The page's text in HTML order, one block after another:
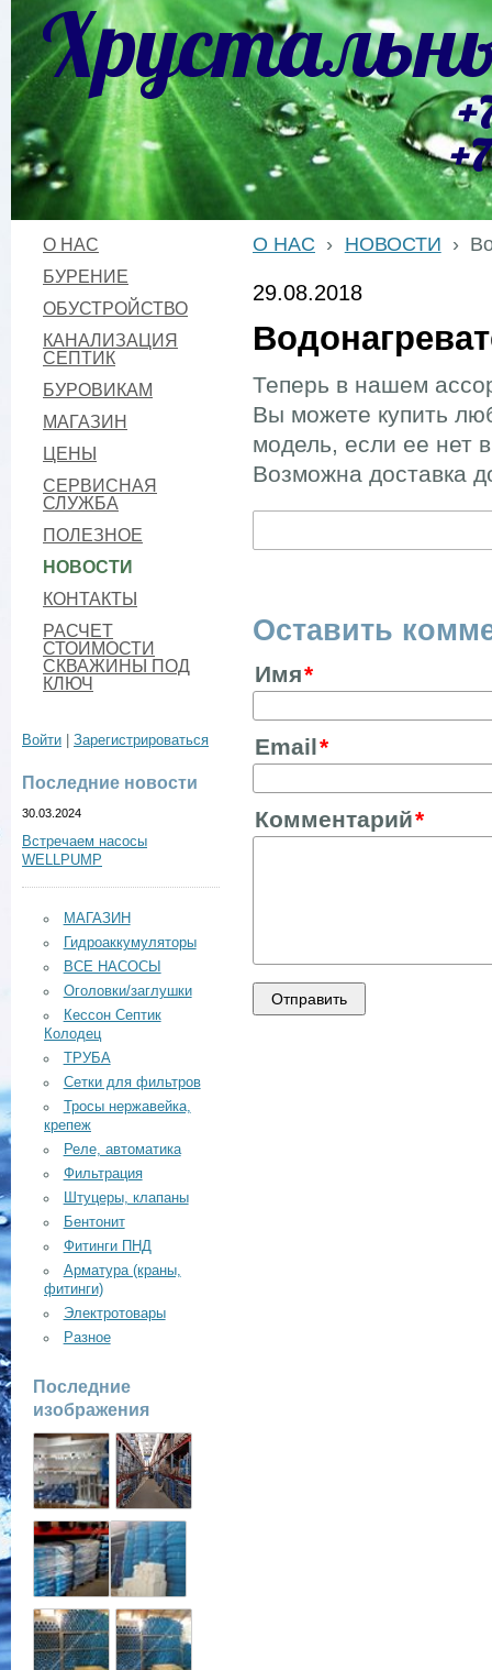
О НАС
БУРЕНИЕ
ОБУСТРОЙСТВО
КАНАЛИЗАЦИЯ
СЕПТИК
БУРОВИКАМ
МАГАЗИН
ЦЕНЫ
СЕРВИСНАЯ
СЛУЖБА
ПОЛЕЗНОЕ
НОВОСТИ
КОНТАКТЫ
РАСЧЕТ
СТОИМОСТИ
СКВАЖИНЫ ПОД
КЛЮЧ
Войти Зарегистрироваться
Последние новости
30.03.2024
Встречаем насосы
WELLPUMP
МАГАЗИН
Гидроаккумуляторы
ВСЕ НАСОСЫ
Оголовки/заглушки
Кессон Септик
Колодец
ТРУБА
Сетки для фильтров
Тросы нержавейка,
крепеж
Реле, автоматика
Фильтрация
Штуцеры, клапаны
Бентонит
Фитинги ПНД
Арматура (краны,
фитинги)
Электротовары
Разное
Последние
изображения
О НАС › НОВОСТИ ›
29.08.2018
Теперь в нашем
Вы можете купить
модель, если ее нет
Возможна доставка
Оставить
Имя
Email
Комментарий